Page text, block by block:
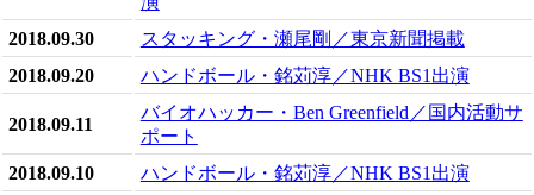
2018.09.30
スタッキング・瀬尾剛／東京新聞掲載
2018.09.20
ハンドボール・銘苅淳／NHK BS1出演
2018.09.11
バイオハッカー・Ben Greenfield／国内活動サ
ポート
2018.09.10
ハンドボール・銘苅淳／NHK BS1出演